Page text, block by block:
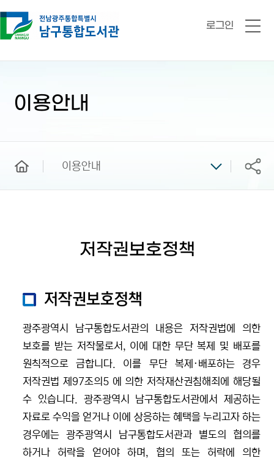
로그인
전
이용안내
이용안내 공유
저작권보호정책
저작권보호정책
광주광역시 남구통합도서관의 내용은 저작권법에 의한
보호를 받는 저작물로서, 이에 대한 무단 복제 및 배포를
원칙적으로 금합니다. 이를 무단 복제·배포하는 경우
저작권법 제97조의5 에 의한 저작재산권침해죄에 해당될
수 있습니다. 광주광역시 남구통합도서관에서 제공하는
자료로 수익을 얻거나 이에 상응하는 혜택을 누리고자 하는
경우에는 광주광역시 남구통합도서관과 별도의 협의를
하거나 허락을 얻어야 하며, 협의 또는 허락에 의한